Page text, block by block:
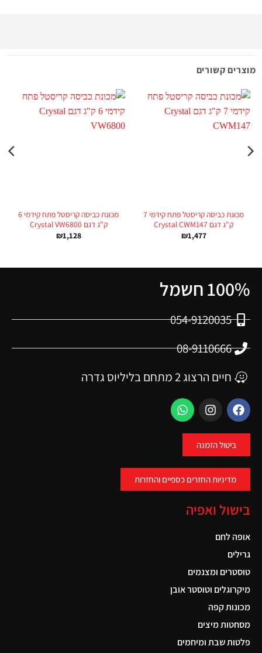
מוצרים קשורים
מכונת כביסה קריסטל פתח קידמי 7
ק"ג דגם Crystal CWM147
₪1,477
מכונת כביסה קריסטל פתח קידמי 6
ק"ג דגם Crystal VW6800
₪1,128
100% חשמל
054-9120035
08-9110666
חיים הרצוג 2 מתחם בליליוס גדרה
ביטול הזמנה
מדיניות החזרים כספיים והחזרות
בישול ואפיה
אופה לחם
גרילים
טוסטרים ומצנמים
מיקרוגלים וטוסטר אובן
מכונות קפה
מסחטות מיצים
פלטות שבת ומיחמים